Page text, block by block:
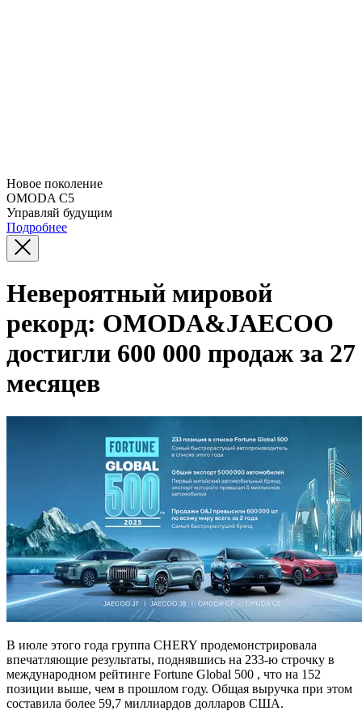
Новое поколение
OMODA C5
Управляй будущим
Подробнее
Невероятный мировой
рекорд: OMODA&JAECOO
достигли 600 000 продаж за 27
месяцев
В июле этого года группа CHERY продемонстрировала
впечатляющие результаты, поднявшись на 233-ю строчку в
международном рейтинге Fortune Global 500 , что на 152
позиции выше, чем в прошлом году. Общая выручка при этом
составила более 59,7 миллиардов долларов США.